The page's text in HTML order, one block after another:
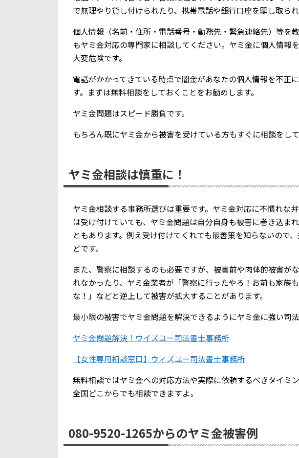
で無理やり貸し付けられたり、携帯電話や銀行口座を騙し取ら
個人情報（名前・住所・電話番号・勤務先・緊急連絡先）等を
もヤミ金対応の専門家に相談してください。ヤミ金に個人情報
大変危険です。
電話がかかってきている時点で闇金があなたの個人情報を不正
す。まずは無料相談をしておくことをお勧めします。
ヤミ金問題はスピード勝負です。
もちろん既にヤミ金から被害を受けている方もすぐに相談をし
ヤミ金相談は慎重に！
ヤミ金相談する事務所選びは重要です。ヤミ金対応に不慣れな
は受け付けていても、ヤミ金問題は自分自身も被害に巻き込ま
ともあります。例え受け付けてくれても最善策を知らないので
どです。
また、警察に相談するのも必要ですが、被害前や肉体的被害が
れなかったり、ヤミ金業者が「警察に行ったやろ！お前も家族
な！」などと逆上して被害が拡大することがあります。
最小限の被害でヤミ金問題を解決できるようにヤミ金に強い司
ヤミ金問題解決！ウイズユー司法書士事務所
【女性専用相談窓口】ウィズユー司法書士事務所
無料相談ではヤミ金への対応方法や実際に依頼するべきタイミ
全国どこからでも相談できますよ。
080-9520-1265からのヤミ金被害例